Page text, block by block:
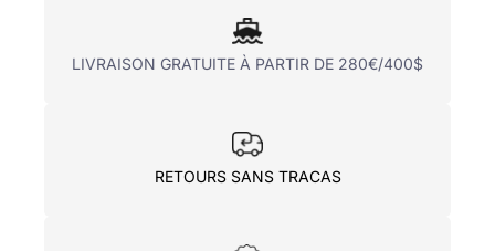
LIVRAISON GRATUITE À PARTIR DE 280€/400$
RETOURS SANS TRACAS